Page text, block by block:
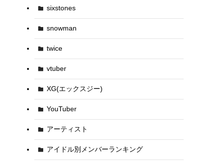
sixstones
snowman
twice
vtuber
XG(エックスジー)
YouTuber
アーティスト
アイドル別メンバーランキング